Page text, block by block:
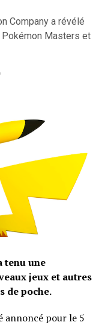
Company a révélé
Masters et
tenu une
jeux et autres
de poche.
annoncé pour le 5